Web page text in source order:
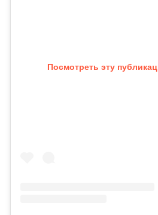
Посмотреть эту